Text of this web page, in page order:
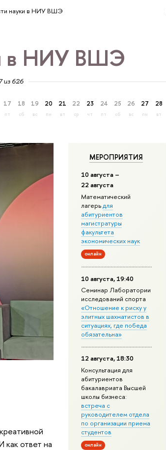
науки в НИУ ВШЭ
в НИУ ВШЭ
из 626
17
пт
18
сб
19
вс
20
пн
21
вт
22
ср
23
чт
24
пт
25
сб
26
вс
27
пн
28
вт
МЕРОПРИЯТИЯ
10 августа –
22 августа
Математический
лагерьдля
абитуриентов
магистратуры
факультета
экономических наук
онлайн
10 августа, 19:40
Семинар Лаборатории
исследований спорта
«Отношение к риску у
элитных шахматистов в
ситуациях, где победа
обязательна»
12 августа, 18:30
Консультация для
абитуриентов
бакалавриата Высшей
школы бизнеса:
встреча с
руководителем отдела
по организации приема
студентов
онлайн
ответ на